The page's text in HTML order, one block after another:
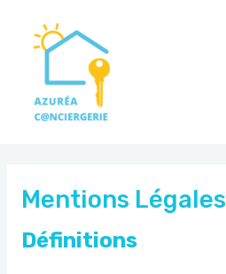
contenu
Mentions Légales
Définitions